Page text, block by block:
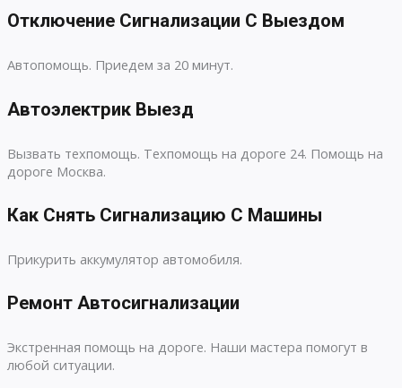
Отключение Сигнализации С Выездом
Автопомощь. Приедем за 20 минут.
Автоэлектрик Выезд
Вызвать техпомощь. Техпомощь на дороге 24. Помощь на
дороге Москва.
Как Снять Сигнализацию С Машины
Прикурить аккумулятор автомобиля.
Ремонт Автосигнализации
Экстренная помощь на дороге. Наши мастера помогут в
любой ситуации.